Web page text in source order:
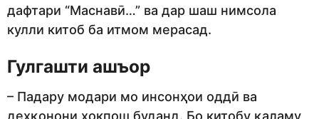
дафтари “Маснавӣ…” ва дар шаш нимсола
кулли китоб ба итмом мерасад.
Гулгашти ашъор
– Падару модари мо инсонҳои оддӣ ва
деҳқонони хокпош буданд. Бо китобу қаламу